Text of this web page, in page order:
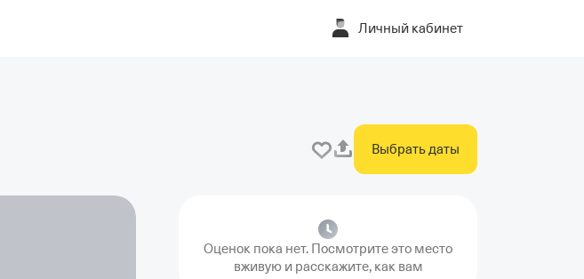
Личный кабинет
Выбрать даты
Оценок пока нет. Посмотрите это место
вживую и расскажите, как вам